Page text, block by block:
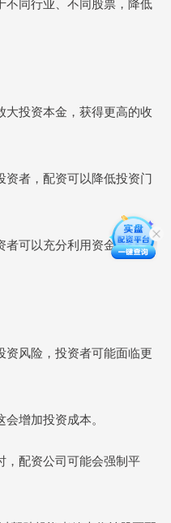
投资本金，获得更高的收
者，配资可以降低投资门
者可以充分利用资金，提高
风险，投资者可能面临更
增加投资成本。
，配资公司可能会强制平